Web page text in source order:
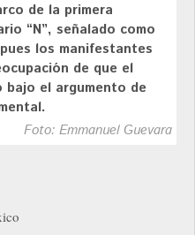
de la primera
“N”, señalado como
los manifestantes
de que el
bajo el argumento de
Foto: Emmanuel Guevara